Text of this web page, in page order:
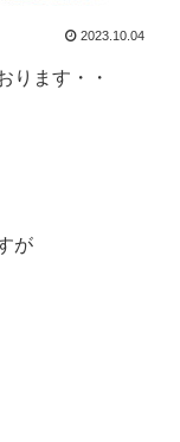
2023.10.04
ります・・
が